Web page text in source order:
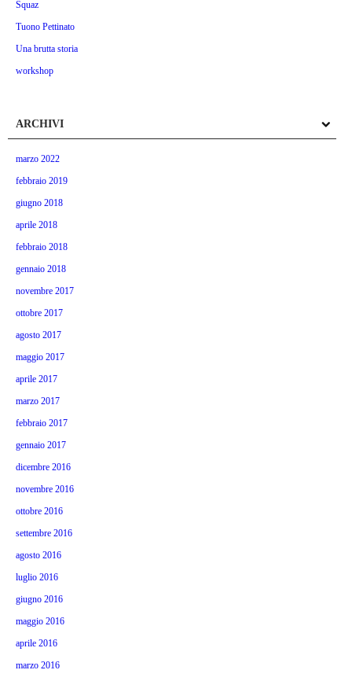
Squaz
Tuono Pettinato
Una brutta storia
workshop
ARCHIVI
marzo 2022
febbraio 2019
giugno 2018
aprile 2018
febbraio 2018
gennaio 2018
novembre 2017
ottobre 2017
agosto 2017
maggio 2017
aprile 2017
marzo 2017
febbraio 2017
gennaio 2017
dicembre 2016
novembre 2016
ottobre 2016
settembre 2016
agosto 2016
luglio 2016
giugno 2016
maggio 2016
aprile 2016
marzo 2016